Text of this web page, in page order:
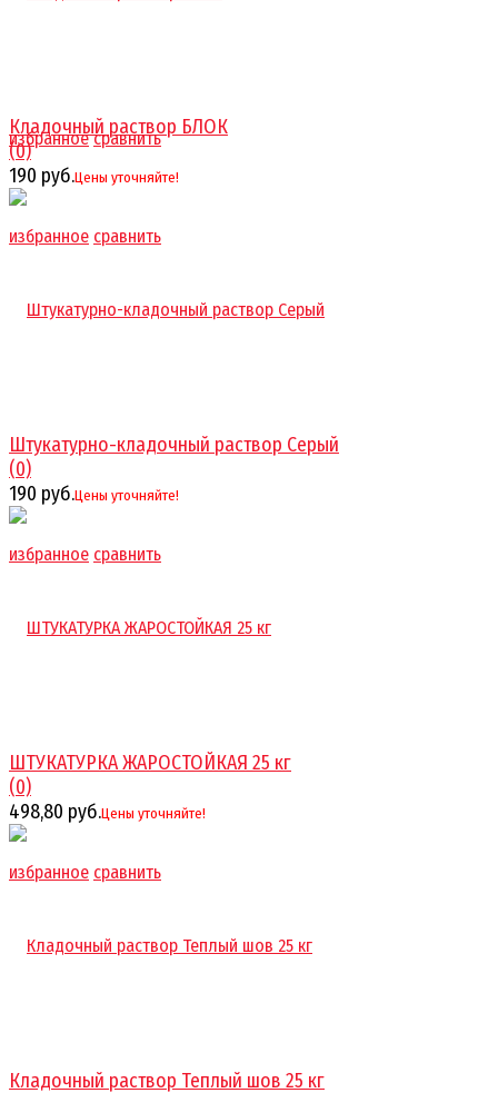
избранное сравнить
избранное сравнить
Кладочный раствор БЛОК
(0)
190 руб.Цены уточняйте!
избранное сравнить
Штукатурно-кладочный раствор Серый
(0)
190 руб.Цены уточняйте!
избранное сравнить
ШТУКАТУРКА ЖАРОСТОЙКАЯ 25 кг
(0)
498,80 руб.Цены уточняйте!
Кладочный раствор Теплый шов 25 кг